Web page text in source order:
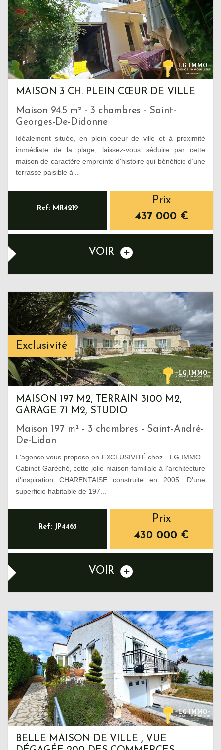
MAISON 3 CH. PLEIN CŒUR DE VILLE
Maison 94.5 m² - 3 chambres - Saint-
Georges-De-Didonne
Idéalement située, en plein coeur de ville et à proximité
immédiate de la plage, laissez-vous séduire par cette
maison de caractère empreinte d'histoire qui bénéficie d’une
terrasse paisible à...
Ref: MR4219
Prix
437 000 €
VOIR
Exclusivité
MAISON 197 M2, TERRAIN 3100 M2,
GARAGE 71 M2, STUDIO
Maison 197 m² - 3 chambres - Saint-André-
De-Lidon
L'agence vous propose en EXCLUSIVITÉ chez - LG IMMO -
Cabinet Garéché, cette jolie maison familiale à l'architecture
d'inspiration CHARENTAISE construite en 2005. D'une
superficie habitable de 197...
Ref: JP4463
Prix
430 000 €
VOIR
BELLE MAISON DE VILLE , VUE